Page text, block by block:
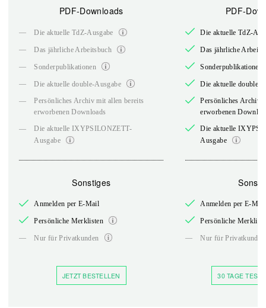
PDF-Downloads
— Die aktuelle TdZ-Ausgabe
— Das jährliche Arbeitsbuch
— Sonderpublikationen
— Die aktuelle double-Ausgabe
—
Persönliches Archiv mit allen bereits
erworbenen Downloads
—
Die aktuelle IXYPSILONZETT-
Ausgabe
Sonstiges
Anmelden per E-Mail
Persönliche Merklisten
— Nur für Privatkunden
JETZT BESTELLEN
PDF-
Die aktuelle TdZ-
Das jährliche
Sonderpublikationen
Die aktuelle double-
Persönliches Archiv
erworbenen
Die aktuelle
Ausgabe
Anmelden per E-Mail
Persönliche
— Nur für Privatkunden
30 TAGE